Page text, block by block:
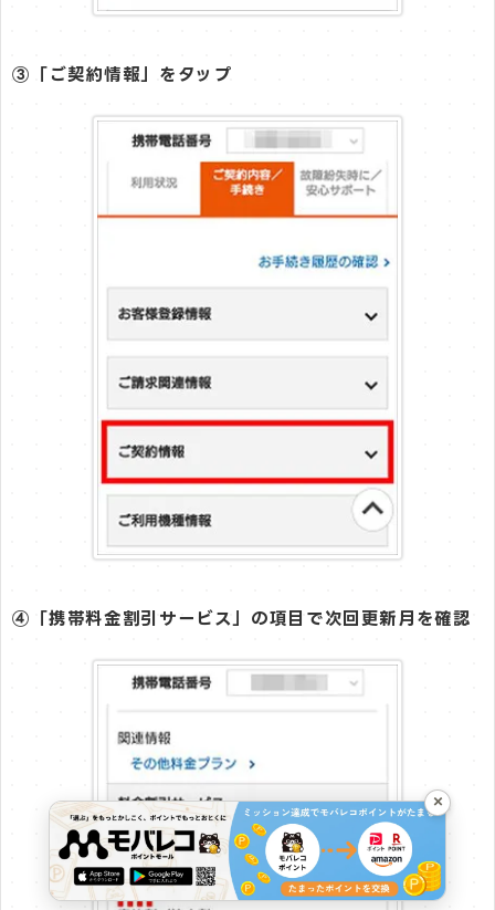
③「ご契約情報」をタップ
④「携帯料金割引サービス」の項目で次回更新月を確認
×